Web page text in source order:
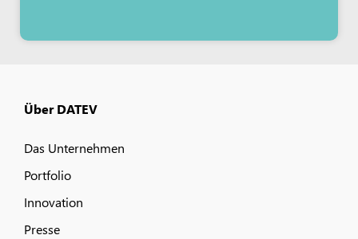
Über DATEV
Das Unternehmen
Portfolio
Innovation
Presse